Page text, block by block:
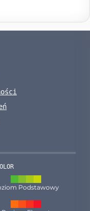
Podstawowy